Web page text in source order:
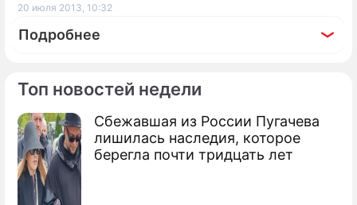
Топ новостей недели
Сбежавшая из России Пугачева
лишилась наследия, которое
берегла почти тридцать лет
20 июля 2013, 10:32
Подробнее
По теме
Продолжение: Главе Мексики